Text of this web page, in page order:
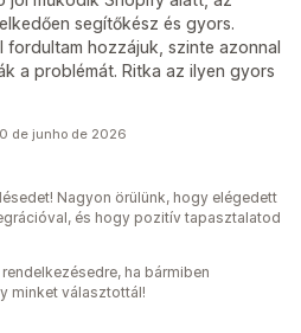
segítőkész és gyors.
hozzájuk, szinte azonnal
a problémát. Ritka az ilyen gyors
de junho de 2026
Nagyon örülünk, hogy elégedett
és hogy pozitív tapasztalatod
ha bármiben
minket választottál!